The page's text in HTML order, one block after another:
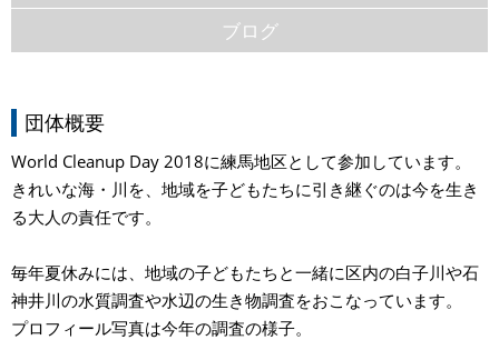
ブログ
団体概要
World Cleanup Day 2018に練馬地区として参加しています。
きれいな海・川を、地域を子どもたちに引き継ぐのは今を生き
る大人の責任です。
毎年夏休みには、地域の子どもたちと一緒に区内の白子川や石
神井川の水質調査や水辺の生き物調査をおこなっています。
プロフィール写真は今年の調査の様子。